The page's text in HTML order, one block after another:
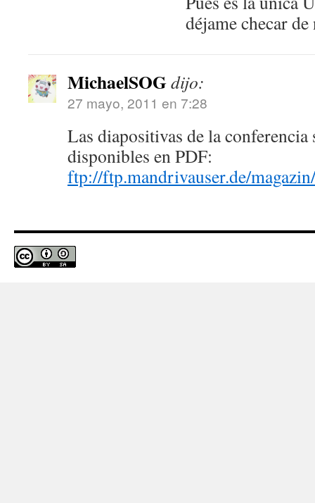
déjame checar
MichaelSOGdijo:
27 mayo, 2011 en 7:28
Las diapositivas de la conferencia
disponibles en PDF:
ftp://ftp.mandrivauser.de/